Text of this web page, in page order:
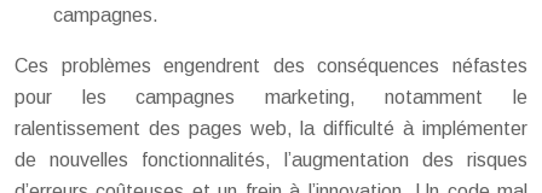
campagnes.
Ces problèmes engendrent des conséquences néfastes
pour les campagnes marketing, notamment le
ralentissement des pages web, la difficulté à implémenter
de nouvelles fonctionnalités, l’augmentation des risques